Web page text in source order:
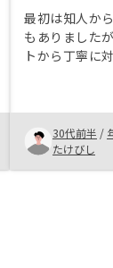
最初は知人か
もありました
トから丁寧に
から金額面の
で安心できま
実してますの
30代前半 /
たけびし